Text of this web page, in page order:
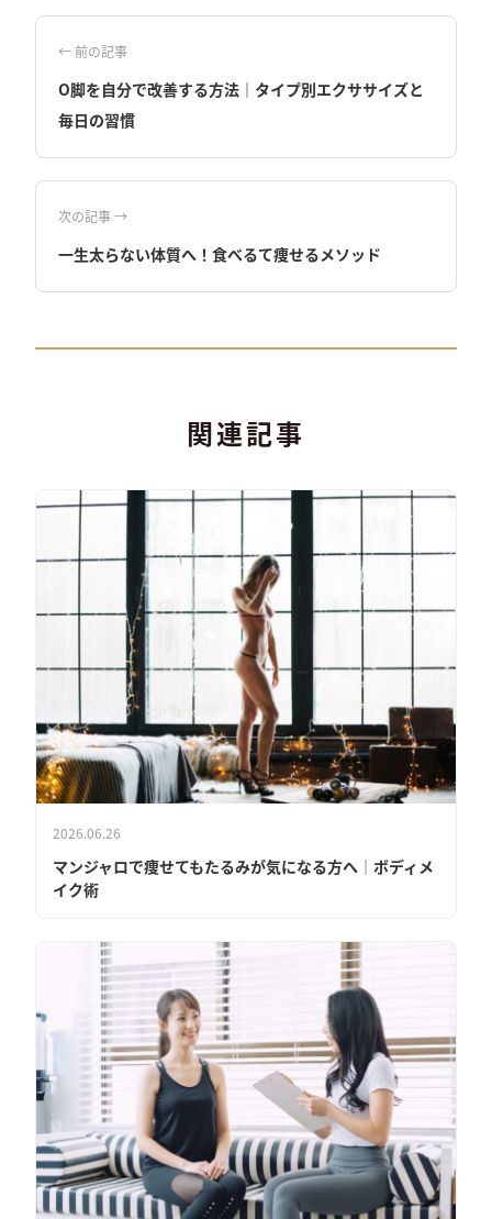
← 前の記事
O脚を自分で改善する方法｜タイプ別エクササイズと
毎日の習慣
次の記事 →
一生太らない体質へ！食べるて痩せるメソッド
関連記事
2026.06.26
マンジャロで痩せてもたるみが気になる方へ│ボディメ
イク術